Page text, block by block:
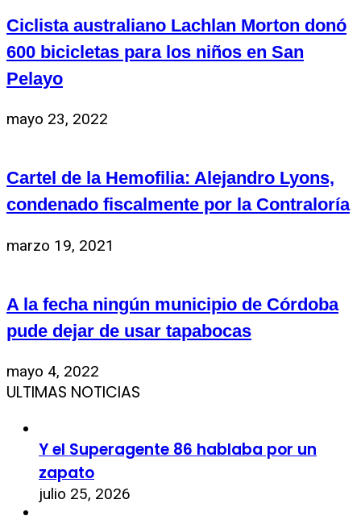
Ciclista australiano Lachlan Morton donó
600 bicicletas para los niños en San
Pelayo
mayo 23, 2022
Cartel de la Hemofilia: Alejandro Lyons,
condenado fiscalmente por la Contraloría
marzo 19, 2021
A la fecha ningún municipio de Córdoba
pude dejar de usar tapabocas
mayo 4, 2022
ULTIMAS NOTICIAS
Y el Superagente 86 hablaba por un
zapato
julio 25, 2026